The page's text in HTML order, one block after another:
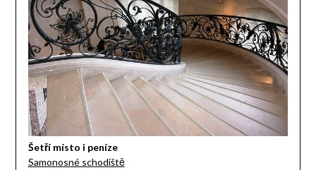
Šetří místo i peníze
Samonosné schodiště